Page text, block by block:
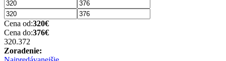
Cena od:320€
Cena do:376€
320.372
Zoradenie: